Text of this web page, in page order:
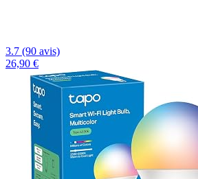
3.7 (90 avis)
26,90 €